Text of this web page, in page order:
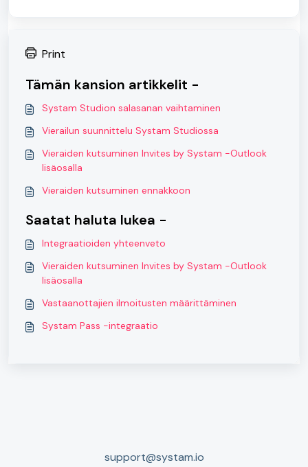
Print
Tämän kansion artikkelit -
Systam Studion salasanan vaihtaminen
Vierailun suunnittelu Systam Studiossa
Vieraiden kutsuminen Invites by Systam -Outlook
lisäosalla
Vieraiden kutsuminen ennakkoon
Saatat haluta lukea -
Integraatioiden yhteenveto
Vieraiden kutsuminen Invites by Systam -Outlook
lisäosalla
Vastaanottajien ilmoitusten määrittäminen
Systam Pass -integraatio
support@systam.io